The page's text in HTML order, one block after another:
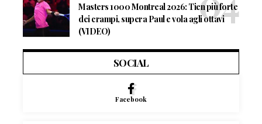
Masters 1000 Montreal 2026: Tien più forte
dei crampi, supera Paul e vola agli ottavi
(VIDEO)
SOCIAL
Facebook